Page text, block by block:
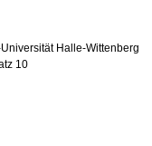
Halle-Wittenberg
10